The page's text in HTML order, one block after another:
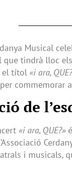
Musical
tindrà lloc
el títol «i ara,
commemorar
de
«i ara, QUE?»
i musicals,